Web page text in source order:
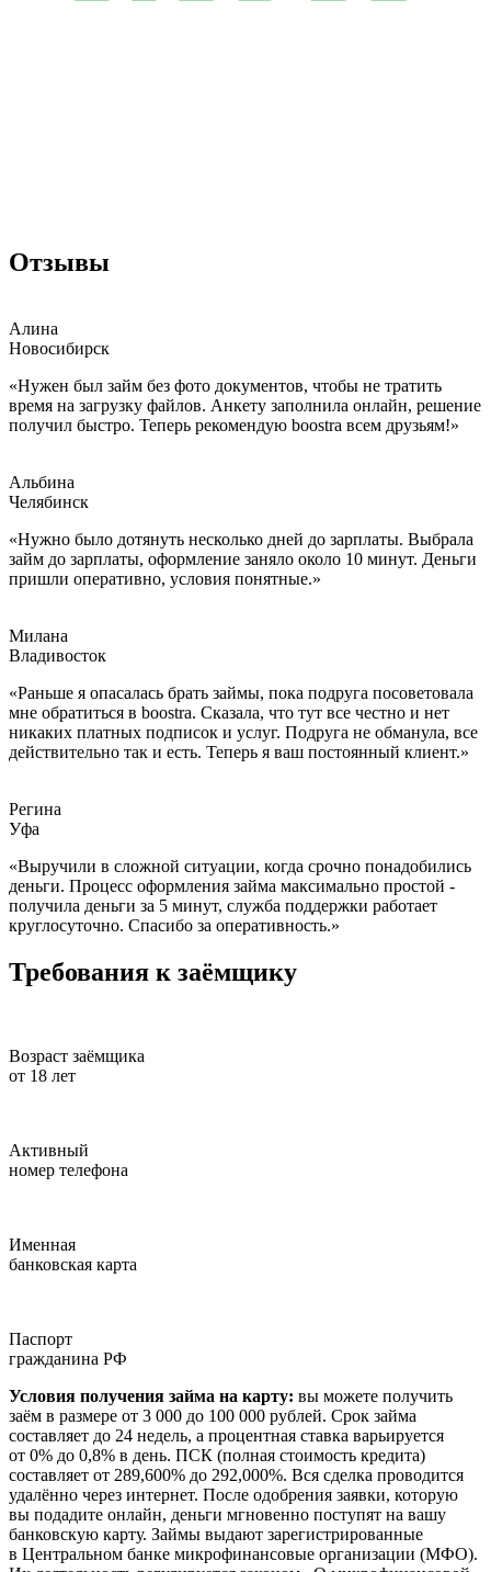
Отзывы
Алина
Новосибирск
«Нужен был займ без фото документов, чтобы не тратить
время на загрузку файлов. Анкету заполнила онлайн, решение
получил быстро. Теперь рекомендую boostra всем друзьям!»
Альбина
Челябинск
«Нужно было дотянуть несколько дней до зарплаты. Выбрала
займ до зарплаты, оформление заняло около 10 минут. Деньги
пришли оперативно, условия понятные.»
Милана
Владивосток
«Раньше я опасалась брать займы, пока подруга посоветовала
мне обратиться в boostra. Сказала, что тут все честно и нет
никаких платных подписок и услуг. Подруга не обманула, все
действительно так и есть. Теперь я ваш постоянный клиент.»
Регина
Уфа
«Выручили в сложной ситуации, когда срочно понадобились
деньги. Процесс оформления займа максимально простой -
получила деньги за 5 минут, служба поддержки работает
круглосуточно. Спасибо за оперативность.»
Требования к заёмщику
Возраст заёмщика
от 18 лет
Активный
номер телефона
Именная
банковская карта
Паспорт
гражданина РФ
Условия получения займа на карту: вы можете получить
заём в размере от 3 000 до 100 000 рублей. Срок займа
составляет до 24 недель, а процентная ставка варьируется
от 0% до 0,8% в день. ПСК (полная стоимость кредита)
составляет от 289,600% до 292,000%. Вся сделка проводится
удалённо через интернет. После одобрения заявки, которую
вы подадите онлайн, деньги мгновенно поступят на вашу
банковскую карту. Займы выдают зарегистрированные
в Центральном банке микрофинансовые организации (МФО).